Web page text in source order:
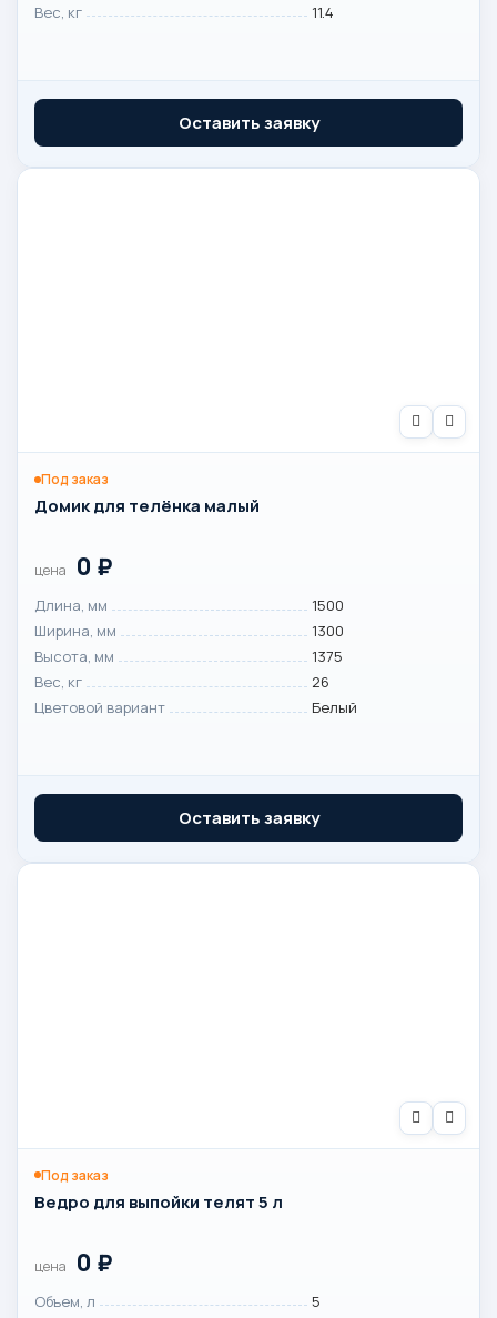
Вес, кг
11.4
Оставить заявку
Под заказ
Домик для телёнка малый
цена 0 ₽
Длина, мм
1500
Ширина, мм
1300
Высота, мм
1375
Вес, кг
26
Цветовой вариант
Белый
Оставить заявку
Под заказ
Ведро для выпойки телят 5 л
цена 0 ₽
Объем, л
5